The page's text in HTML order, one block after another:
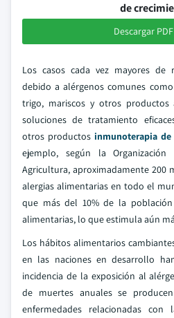
de
Descargar
Los casos cada vez mayores de
debido a alérgenos comunes
trigo, mariscos y otros
soluciones de tratamiento
otros productos inmunoterapia de
ejemplo, según la
Agricultura, aproximadamente 200
alergias alimentarias en todo el
que más del 10% de la
alimentarias, lo que estimula aún
Los hábitos alimentarios
en las naciones en desarrollo
incidencia de la exposición al
de muertes anuales se
enfermedades relacionadas